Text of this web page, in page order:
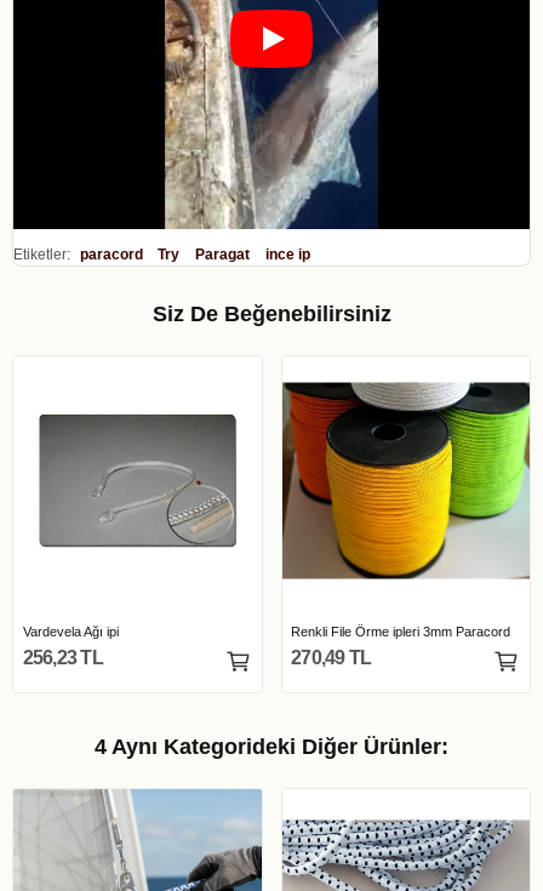
Etiketler: paracord Try Paragat ince ip
Siz De Beğenebilirsiniz
Vardevela Ağı ipi
256,23 TL
Renkli File Örme ipleri 3mm Paracord
270,49 TL
4 Aynı Kategorideki Diğer Ürünler: